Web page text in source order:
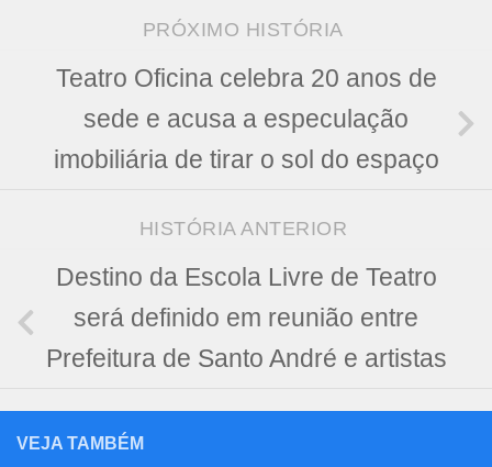
PRÓXIMO HISTÓRIA
Teatro Oficina celebra 20 anos de
sede e acusa a especulação
imobiliária de tirar o sol do espaço
HISTÓRIA ANTERIOR
Destino da Escola Livre de Teatro
será definido em reunião entre
Prefeitura de Santo André e artistas
VEJA TAMBÉM